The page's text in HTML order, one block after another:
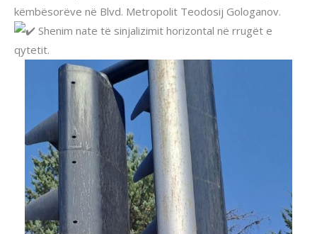
këmbësorëve në Blvd. Metropolit Teodosij Gologanov.
Shenim nate të sinjalizimit horizontal në rrugët e
qytetit.